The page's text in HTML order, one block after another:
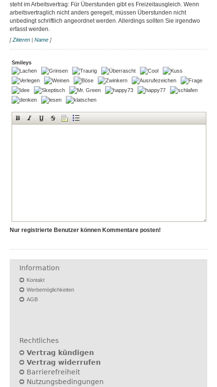
steht im Arbeitsvertrag: Für Überstunden gibt es Freizeitausgleich. Wenn
arbeitsvertraglich nicht anders geregelt, müssen Überstunden nicht
unbedingt schriftlich angeordnet werden. Allerdings sollten Sie irgendwo
erfasst werden.
[Zitieren | Name ]
Smileys
Nur registrierte Benutzer können Kommentare posten!
Information
Kontakt
Werbemöglichkeiten
AGB
Rechtliches
Vertrag kündigen
Vertrag widerrufen
Barrierefreiheit
Nutzungsbedingungen